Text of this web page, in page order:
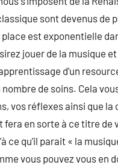
sont devenus de
est exponentielle
jouer de la musique
d’un
de soins. Cela
vos réflexes ainsi que la
fera en sorte à ce titre de
ce qu’il parait « la
vous pouvez vous en